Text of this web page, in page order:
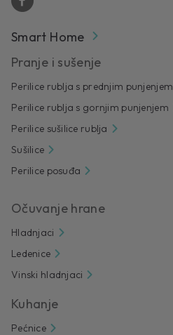
Smart Home
Pranje i sušenje
Perilice rublja s prednjim punjenjem
Perilice rublja s gornjim punjenjem
Perilice sušilice rublja
Sušilice
Perilice posuđa
Očuvanje hrane
Hladnjaci
Ledenice
Vinski hladnjaci
Kuhanje
Pećnice